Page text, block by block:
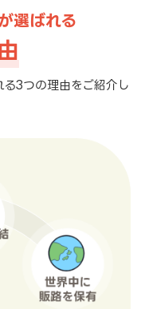
選ばれる
3つの理由をご紹介し